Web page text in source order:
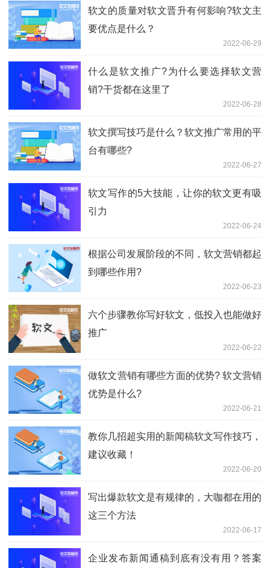
软文的质量对软文晋升有何影响?软文主
要优点是什么？
2022-06-29
什么是软文推广?为什么要选择软文营
销?干货都在这里了
2022-06-28
软文撰写技巧是什么？软文推广常用的平
台有哪些?
2022-06-27
软文写作的5大技能，让你的软文更有吸
引力
2022-06-24
根据公司发展阶段的不同，软文营销都起
到哪些作用?
2022-06-23
六个步骤教你写好软文，低投入也能做好
推广
2022-06-22
做软文营销有哪些方面的优势? 软文营销
优势是什么?
2022-06-21
教你几招超实用的新闻稿软文写作技巧，
建议收藏！
2022-06-20
写出爆款软文是有规律的，大咖都在用的
这三个方法
2022-06-17
企业发布新闻通稿到底有没有用？答案